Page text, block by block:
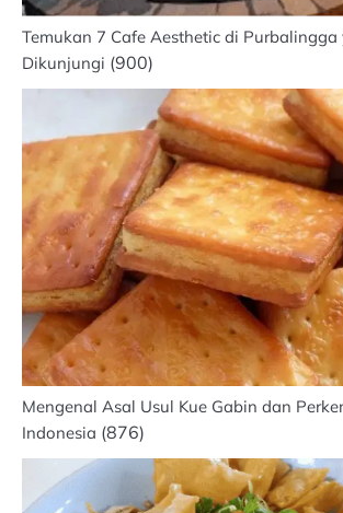
Temukan 7 Cafe Aesthetic di
Dikunjungi (900)
Mengenal Asal Usul Kue Gabin dan
Indonesia (876)